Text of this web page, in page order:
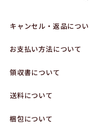
キャンセル・返品につ
お支払い方法について
領収書について
送料について
梱包について